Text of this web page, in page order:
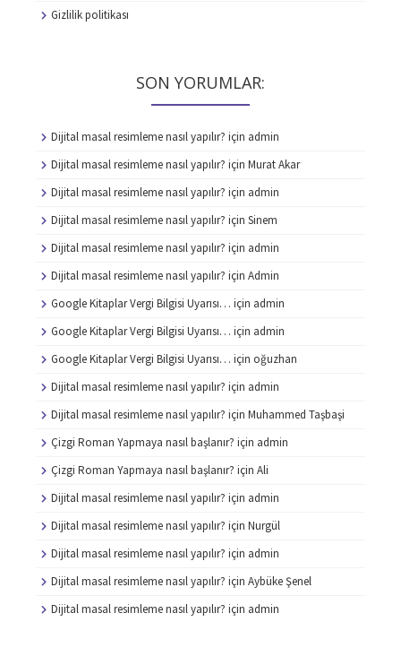
Gizlilik politikası
SON YORUMLAR:
Dijital masal resimleme nasıl yapılır? için admin
Dijital masal resimleme nasıl yapılır? için Murat Akar
Dijital masal resimleme nasıl yapılır? için admin
Dijital masal resimleme nasıl yapılır? için Sinem
Dijital masal resimleme nasıl yapılır? için admin
Dijital masal resimleme nasıl yapılır? için Admin
Google Kitaplar Vergi Bilgisi Uyarısı… için admin
Google Kitaplar Vergi Bilgisi Uyarısı… için admin
Google Kitaplar Vergi Bilgisi Uyarısı… için oğuzhan
Dijital masal resimleme nasıl yapılır? için admin
Dijital masal resimleme nasıl yapılır? için Muhammed Taşbaşi
Çizgi Roman Yapmaya nasıl başlanır? için admin
Çizgi Roman Yapmaya nasıl başlanır? için Ali
Dijital masal resimleme nasıl yapılır? için admin
Dijital masal resimleme nasıl yapılır? için Nurgül
Dijital masal resimleme nasıl yapılır? için admin
Dijital masal resimleme nasıl yapılır? için Aybüke Şenel
Dijital masal resimleme nasıl yapılır? için admin